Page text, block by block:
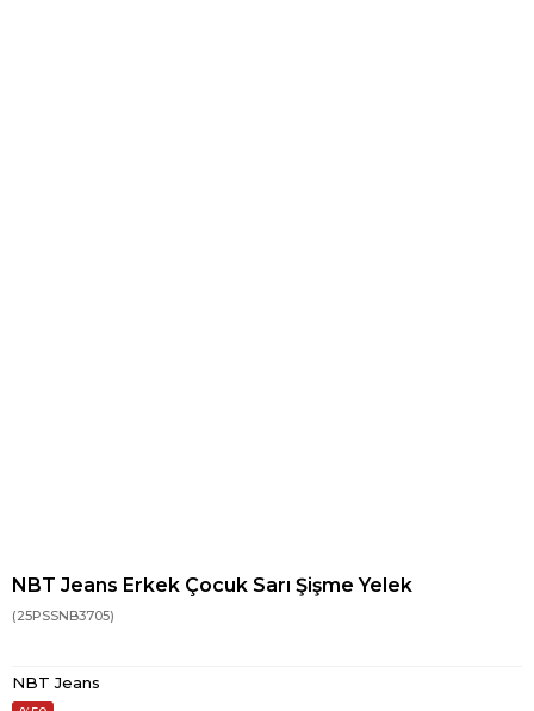
NBT Jeans Erkek Çocuk Sarı Şişme Yelek
(25PSSNB3705)
NBT Jeans